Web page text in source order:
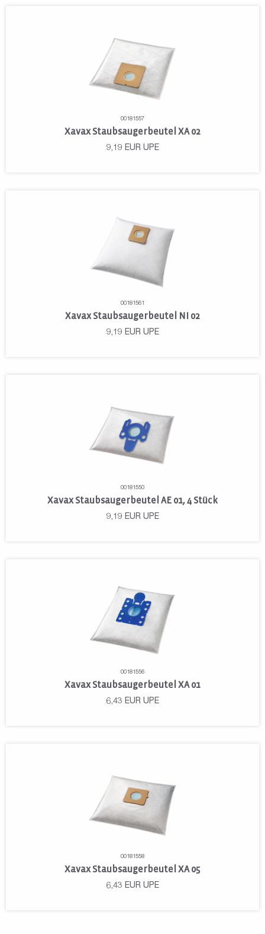
00181557
Xavax Staubsaugerbeutel XA 02
9,19 EUR UPE
00181561
Xavax Staubsaugerbeutel NI 02
9,19 EUR UPE
00181550
Xavax Staubsaugerbeutel AE 01, 4 Stück
9,19 EUR UPE
00181556
Xavax Staubsaugerbeutel XA 01
6,43 EUR UPE
00181558
Xavax Staubsaugerbeutel XA 05
6,43 EUR UPE